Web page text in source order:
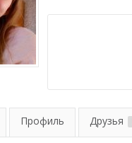
Профиль Друзья